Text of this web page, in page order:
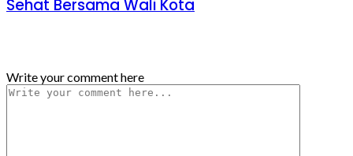
Sehat Bersama Wali Kota
Write your comment here